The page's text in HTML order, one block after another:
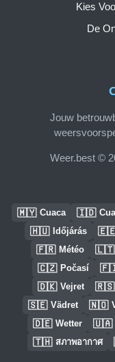
Jouw
Weer.best ©
Kies
De
🇲🇾 Cuaca 🇮🇩
🇭🇺 Időjárás
🇫🇷 Météo 🇱🇹
🇨🇿 Počasí
🇩🇰 Vejret 🇷🇸
🇸🇪 Vädret 🇳🇴
🇩🇪 Wetter 🇺🇦
🇹🇭 สภาพอากาศ